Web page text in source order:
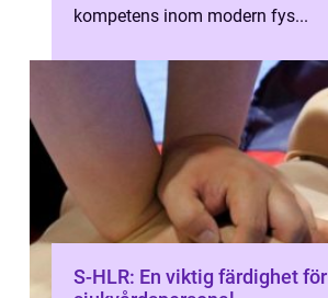
kompetens inom modern fys...
S-HLR: En viktig färdighet för